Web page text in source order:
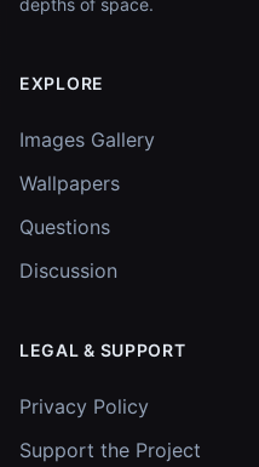
depths of space.
EXPLORE
Images Gallery
Wallpapers
Questions
Discussion
LEGAL & SUPPORT
Privacy Policy
Support the Project